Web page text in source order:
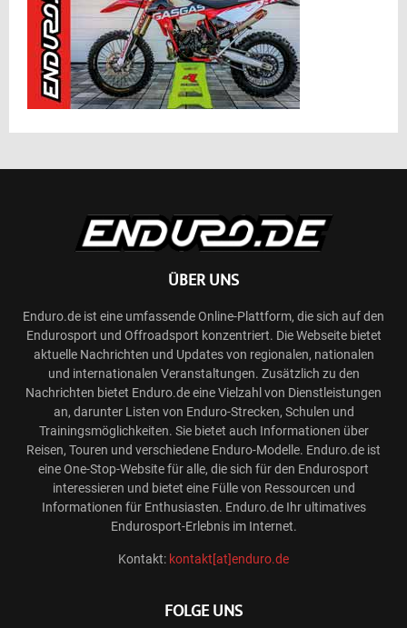
ÜBER UNS
Enduro.de ist eine umfassende Online-Plattform, die sich auf den
Endurosport und Offroadsport konzentriert. Die Webseite bietet
aktuelle Nachrichten und Updates von regionalen, nationalen
und internationalen Veranstaltungen. Zusätzlich zu den
Nachrichten bietet Enduro.de eine Vielzahl von Dienstleistungen
an, darunter Listen von Enduro-Strecken, Schulen und
Trainingsmöglichkeiten. Sie bietet auch Informationen über
Reisen, Touren und verschiedene Enduro-Modelle. Enduro.de ist
eine One-Stop-Website für alle, die sich für den Endurosport
interessieren und bietet eine Fülle von Ressourcen und
Informationen für Enthusiasten. Enduro.de Ihr ultimatives
Endurosport-Erlebnis im Internet.
Kontakt: kontakt[at]enduro.de
FOLGE UNS